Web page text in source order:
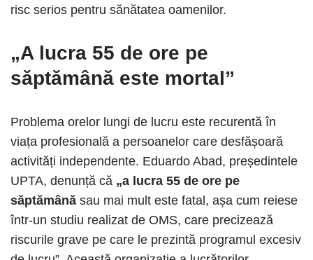
risc serios pentru sănătatea oamenilor.
„A lucra 55 de ore pe
săptămână este mortal”
Problema orelor lungi de lucru este recurentă în
viața profesională a persoanelor care desfășoară
activități independente. Eduardo Abad, președintele
UPTA, denunță că „a lucra 55 de ore pe
săptămână sau mai mult este fatal, așa cum reiese
într-un studiu realizat de OMS, care precizează
riscurile grave pe care le prezintă programul excesiv